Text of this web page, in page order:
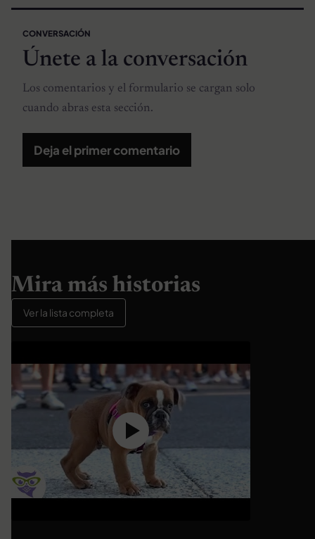
CONVERSACIÓN
Únete a la conversación
Los comentarios y el formulario se cargan solo
cuando abras esta sección.
Deja el primer comentario
Mira más historias
Ver la lista completa